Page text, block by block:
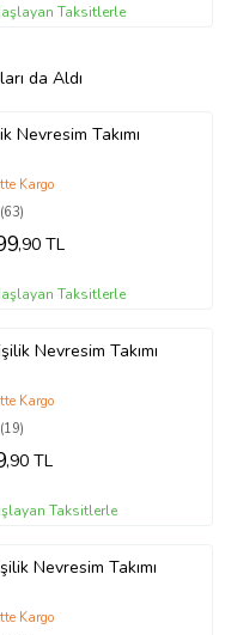
Taksitlerle
da Aldı
Nevresim Takımı
(63)
Kargo
,90 TL
Taksitlerle
Nevresim Takımı
(19)
Kargo
,90 TL
Taksitlerle
Nevresim Takımı
Kargo